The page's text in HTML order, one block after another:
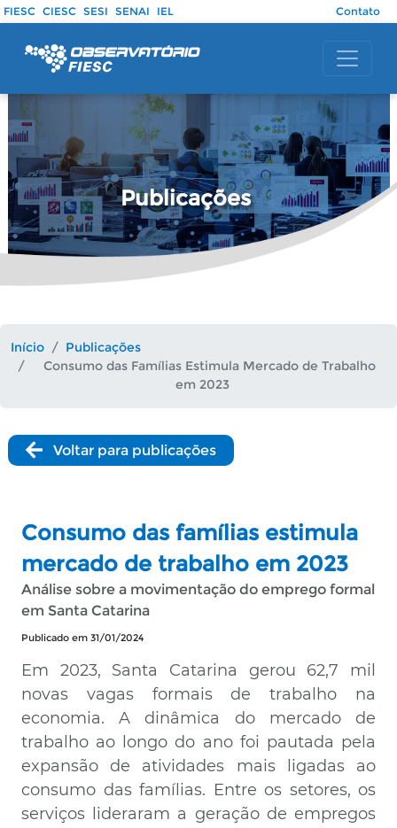
Pular para o conteúdo principal
FIESC CIESC SESI SENAI IEL Contato
Publicações
Início
Publicações
Consumo das Famílias Estimula Mercado de Trabalho
em 2023
Voltar para publicações
Consumo das famílias estimula
mercado de trabalho em 2023
Análise sobre a movimentação do emprego formal
em Santa Catarina
Publicado em 31/01/2024
Em 2023, Santa Catarina gerou 62,7 mil
novas vagas formais de trabalho na
economia. A dinâmica do mercado de
trabalho ao longo do ano foi pautada pela
expansão de atividades mais ligadas ao
consumo das famílias. Entre os setores, os
serviços lideraram a geração de empregos